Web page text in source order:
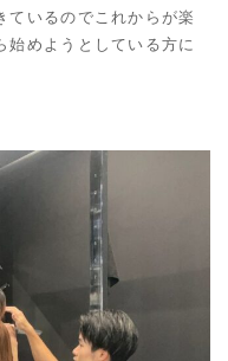
ているのでこれからが楽
始めようとしている方に